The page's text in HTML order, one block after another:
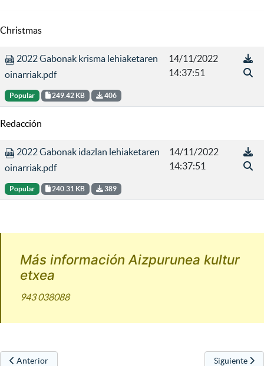
Christmas
2022 Gabonak krisma lehiaketaren
oinarriak.pdf
Popular 249.42 KB 406
14/11/2022
14:37:51
Redacción
2022 Gabonak idazlan lehiaketaren
oinarriak.pdf
Popular 240.31 KB 389
14/11/2022
14:37:51
Más información Aizpurunea kultur
etxea
943 038088
Artículo anterior: Iparragirre Sariak 2023 Premios Iparragirre
Anterior Artículo
Siguiente